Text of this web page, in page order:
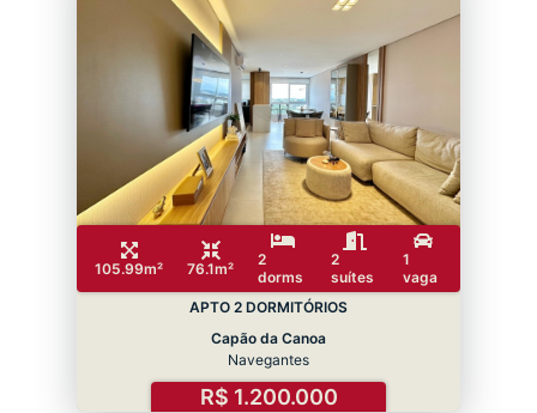
105.99m² 76.1m²
2
dorms
2
suítes
1
vaga
APTO 2 DORMITÓRIOS
Capão da Canoa
Navegantes
R$ 1.200.000